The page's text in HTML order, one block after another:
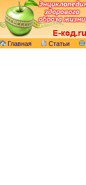
Главная Статьи